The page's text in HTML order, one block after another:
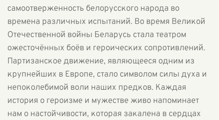
самоотверженность белорусского народа во
времена различных испытаний. Во время Великой
Отечественной войны Беларусь стала театром
ожесточённых боёв и героических сопротивлений.
Партизанское движение, являющееся одним из
крупнейших в Европе, стало символом силы духа и
непоколебимой воли наших предков. Каждая
история о героизме и мужестве живо напоминает
нам о настойчивости, которая закалена в сердцах